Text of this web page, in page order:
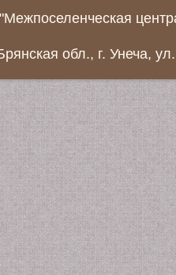
обл., г. Унеча,